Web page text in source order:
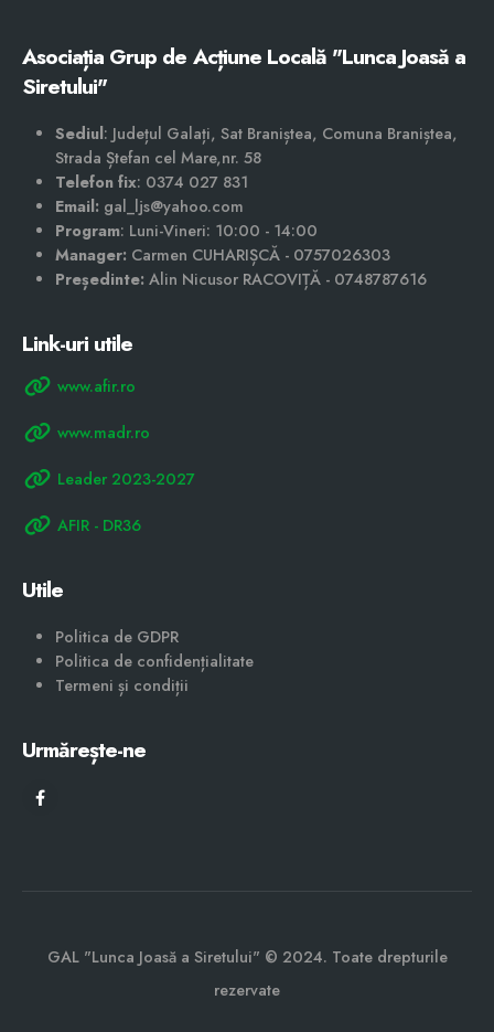
Asociația Grup de Acțiune Locală "Lunca Joasă a
Siretului"
Sediul: Județul Galați, Sat Braniștea, Comuna Braniștea,
Strada Ștefan cel Mare,nr. 58
Telefon fix: 0374 027 831
Email: gal_ljs@yahoo.com
Program: Luni-Vineri: 10:00 - 14:00
Manager: Carmen CUHARIȘCĂ - 0757026303
Președinte: Alin Nicusor RACOVIȚĂ - 0748787616
Link-uri utile
www.afir.ro
www.madr.ro
Leader 2023-2027
AFIR - DR36
Utile
Politica de GDPR
Politica de confidențialitate
Termeni și condiții
Urmărește-ne
GAL "Lunca Joasă a Siretului" © 2024. Toate drepturile
rezervate